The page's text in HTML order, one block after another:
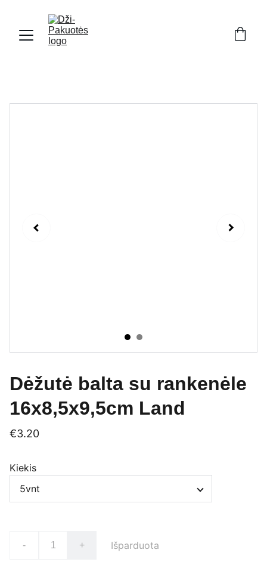
Dėžutė balta su rankenėle
16x8,5x9,5cm Land
€3.20
Kiekis
- + Išparduota